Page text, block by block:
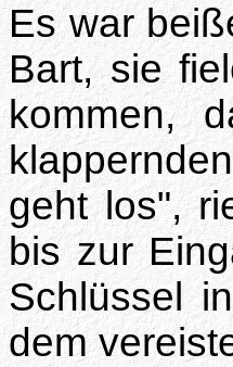
Es war
Bart, sie
kommen,
geht los",
bis zur
Schlüssel
dem